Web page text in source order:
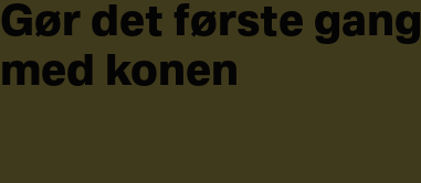
Gør det første gang
med konen